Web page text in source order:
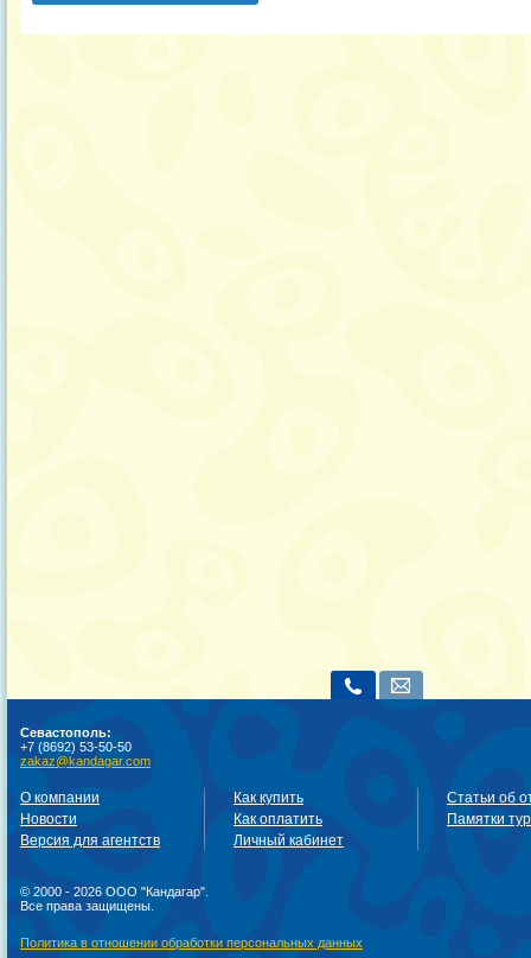
Севастополь:
+7 (8692) 53-50-50
zakaz@kandagar.com
О компании
Новости
Версия для агентств
Как купить
Как оплатить
Личный кабинет
Статьи об
Памятки
© 2000 - 2026 ООО "Кандагар".
Все права защищены.
Политика в отношении обработки персональных данных